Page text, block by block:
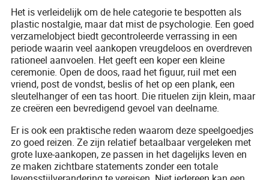
Het is verleidelijk om de hele categorie te bespotten als
plastic nostalgie, maar dat mist de psychologie. Een goed
verzamelobject biedt gecontroleerde verrassing in een
periode waarin veel aankopen vreugdeloos en overdreven
rationeel aanvoelen. Het geeft een koper een kleine
ceremonie. Open de doos, raad het figuur, ruil met een
vriend, post de vondst, beslis of het op een plank, een
sleutelhanger of een tas hoort. Die rituelen zijn klein, maar
ze creëren een bevredigend gevoel van deelname.
Er is ook een praktische reden waarom deze speelgoedjes
zo goed reizen. Ze zijn relatief betaalbaar vergeleken met
grote luxe-aankopen, ze passen in het dagelijks leven en
ze maken zichtbare statements zonder een totale